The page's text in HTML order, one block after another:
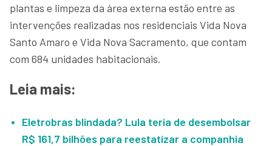
plantas e limpeza da área externa estão entre as
intervenções realizadas nos residenciais Vida Nova
Santo Amaro e Vida Nova Sacramento, que contam
com 684 unidades habitacionais.
Leia mais:
Eletrobras blindada? Lula teria de desembolsar
R$ 161,7 bilhões para reestatizar a companhia